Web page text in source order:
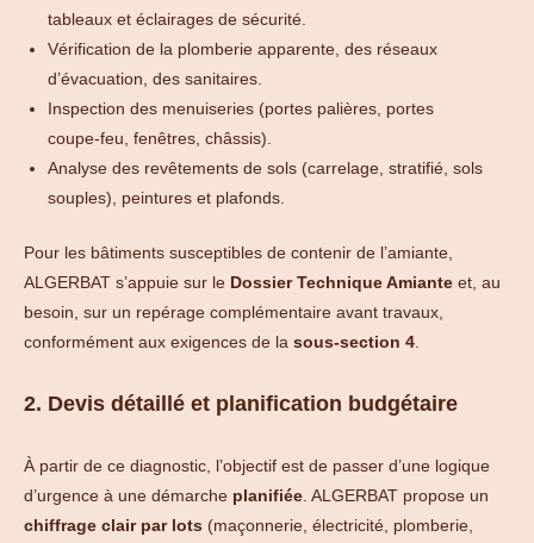
tableaux et éclairages de sécurité.
Vérification de la plomberie apparente, des réseaux
d’évacuation, des sanitaires.
Inspection des menuiseries (portes palières, portes
coupe-feu, fenêtres, châssis).
Analyse des revêtements de sols (carrelage, stratifié, sols
souples), peintures et plafonds.
Pour les bâtiments susceptibles de contenir de l’amiante,
ALGERBAT s’appuie sur le Dossier Technique Amiante et, au
besoin, sur un repérage complémentaire avant travaux,
conformément aux exigences de la sous-section 4
2. Devis détaillé et planification budgétaire
À partir de ce diagnostic, l’objectif est de passer d’une logique
d’urgence à une démarche planifiée . ALGERBAT propose un
chiffrage clair par lots (maçonnerie, électricité, plomberie,